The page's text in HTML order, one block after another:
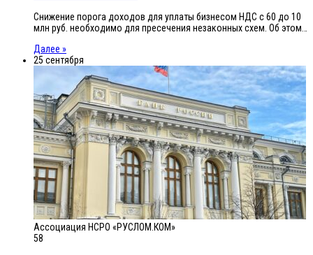
Снижение порога доходов для уплаты бизнесом НДС с 60 до 10
млн руб. необходимо для пресечения незаконных схем. Об этом…
Далее »
25 сентября
Ассоциация НСРО «РУСЛОМ.КОМ»
58